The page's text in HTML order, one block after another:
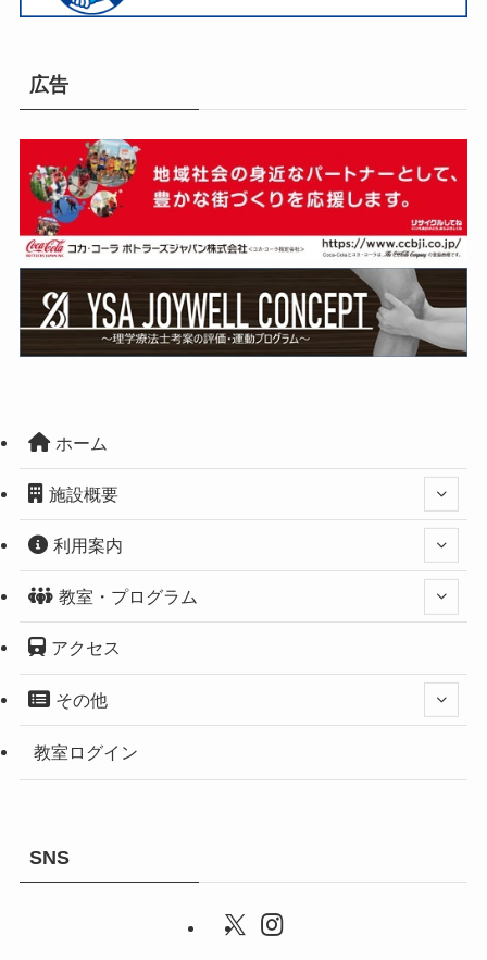
広告
ホーム
施設概要
利用案内
教室・プログラム
アクセス
その他
教室ログイン
SNS